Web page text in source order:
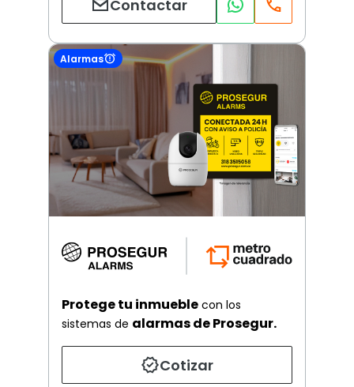
Contactar
Alarmas
Protege tu inmueble con los
sistemas de alarmas de Prosegur.
Cotizar